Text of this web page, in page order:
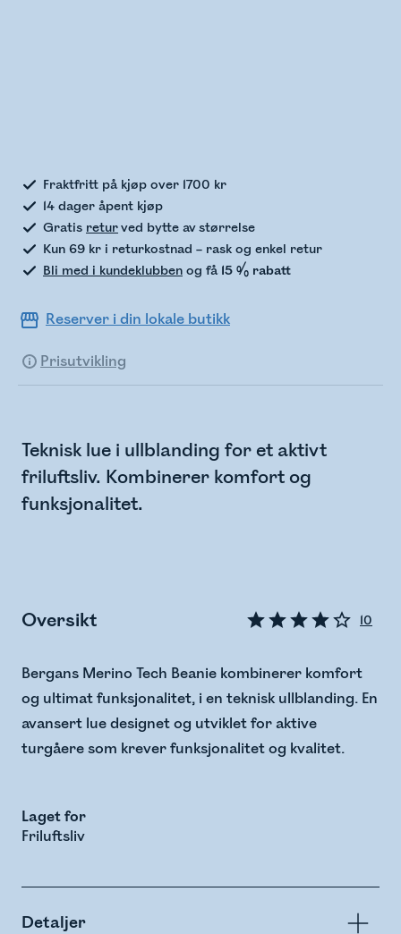
Fraktfritt på kjøp over 1700 kr
14 dager åpent kjøp
Gratis returved bytte av størrelse
Kun 69 kr i returkostnad – rask og enkel retur
Bli med i kundeklubben og få 15 % rabatt
Reserver i din lokale butikk
Prisutvikling
Teknisk lue i ullblanding for et aktivt
friluftsliv. Kombinerer komfort og
funksjonalitet.
Oversikt 10
Bergans Merino Tech Beanie kombinerer komfort
og ultimat funksjonalitet, i en teknisk ullblanding. En
avansert lue designet og utviklet for aktive
turgåere som krever funksjonalitet og kvalitet.
Laget for
Friluftsliv
Detaljer